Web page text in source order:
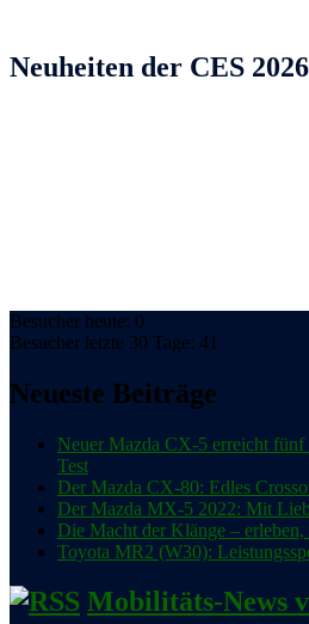
Neuheiten der CES 2026
Besucher heute: 0
Besucher letzte 30 Tage: 41
Neueste Beiträge
Neuer Mazda CX-5 erreicht
Test
Der Mazda CX-80: Edles
Der Mazda MX-5 2022: Mit
Die Macht der Klänge – erleben,
Toyota MR2 (W30):
Mobilitäts-News